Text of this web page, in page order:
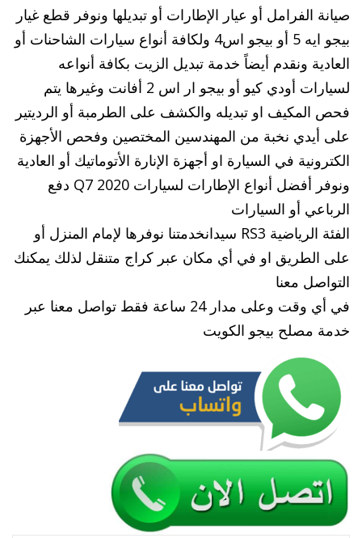
صيانة الفرامل أو عيار الإطارات أو تبديلها ونوفر قطع غيار
بيجو ايه 5 أو بيجو اس4 ولكافة أنواع سيارات الشاحنات أو
العادية ونقدم أيضاً خدمة تبديل الزيت بكافة أنواعه
لسيارات أودي كيو أو بيجو ار اس 2 أفانت وغيرها يتم
فحص المكيف او تبديله والكشف على الطرمبة أو الرديتير
على أيدي نخبة من المهندسين المختصين وفحص الأجهزة
الكترونية في السيارة او أجهزة الإنارة الأتوماتيك أو العادية
ونوفر أفضل أنواع الإطارات لسيارات Q7 2020 دفع
الرباعي أو السيارات
الفئة الرياضية RS3 سيدانخدمتنا نوفرها لإمام المنزل أو
على الطريق او في أي مكان عبر كراج متنقل لذلك يمكنك
التواصل معنا
في أي وقت وعلى مدار 24 ساعة فقط تواصل معنا عبر
خدمة مصلح بيجو الكويت